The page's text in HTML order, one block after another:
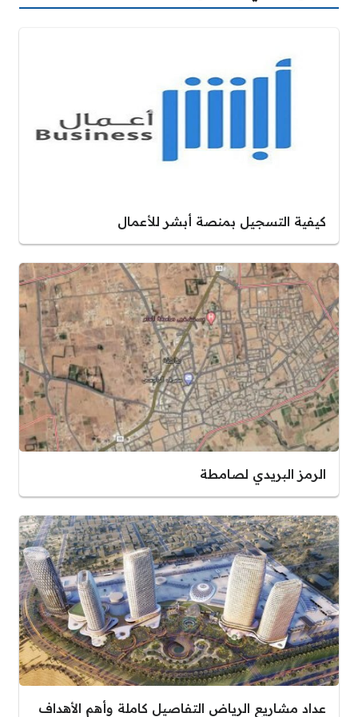
كيفية التسجيل بمنصة أبشر للأعمال
الرمز البريدي لصامطة
عداد مشاريع الرياض التفاصيل كاملة وأهم الأهداف